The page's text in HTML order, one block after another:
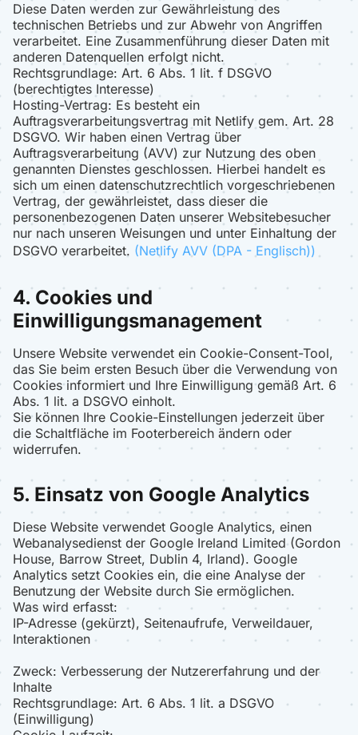
Diese Daten werden zur Gewährleistung des
technischen Betriebs und zur Abwehr von Angriffen
verarbeitet. Eine Zusammenführung dieser Daten mit
anderen Datenquellen erfolgt nicht.
Rechtsgrundlage: Art. 6 Abs. 1 lit. f DSGVO
(berechtigtes Interesse)
Hosting-Vertrag: Es besteht ein
Auftragsverarbeitungsvertrag mit Netlify gem. Art. 28
DSGVO. Wir haben einen Vertrag über
Auftragsverarbeitung (AVV) zur Nutzung des oben
genannten Dienstes geschlossen. Hierbei handelt es
sich um einen datenschutzrechtlich vorgeschriebenen
Vertrag, der gewährleistet, dass dieser die
personenbezogenen Daten unserer Websitebesucher
nur nach unseren Weisungen und unter Einhaltung der
DSGVO verarbeitet. (Netlify AVV (DPA - Englisch))
4. Cookies und
Einwilligungsmanagement
Unsere Website verwendet ein Cookie-Consent-Tool,
das Sie beim ersten Besuch über die Verwendung von
Cookies informiert und Ihre Einwilligung gemäß Art. 6
Abs. 1 lit. a DSGVO einholt.
Sie können Ihre Cookie-Einstellungen jederzeit über
die Schaltfläche im Footerbereich ändern oder
widerrufen.
5. Einsatz von Google Analytics
Diese Website verwendet Google Analytics, einen
Webanalysedienst der Google Ireland Limited (Gordon
House, Barrow Street, Dublin 4, Irland). Google
Analytics setzt Cookies ein, die eine Analyse der
Benutzung der Website durch Sie ermöglichen.
Was wird erfasst:
IP-Adresse (gekürzt), Seitenaufrufe, Verweildauer,
Interaktionen
Zweck: Verbesserung der Nutzererfahrung und der
Inhalte
Rechtsgrundlage: Art. 6 Abs. 1 lit. a DSGVO
(Einwilligung)